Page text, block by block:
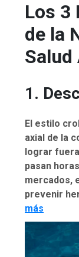
Los 3
de la
1.
El estilo
axial de la
lograr
pasan
mercados,
prevenir
más